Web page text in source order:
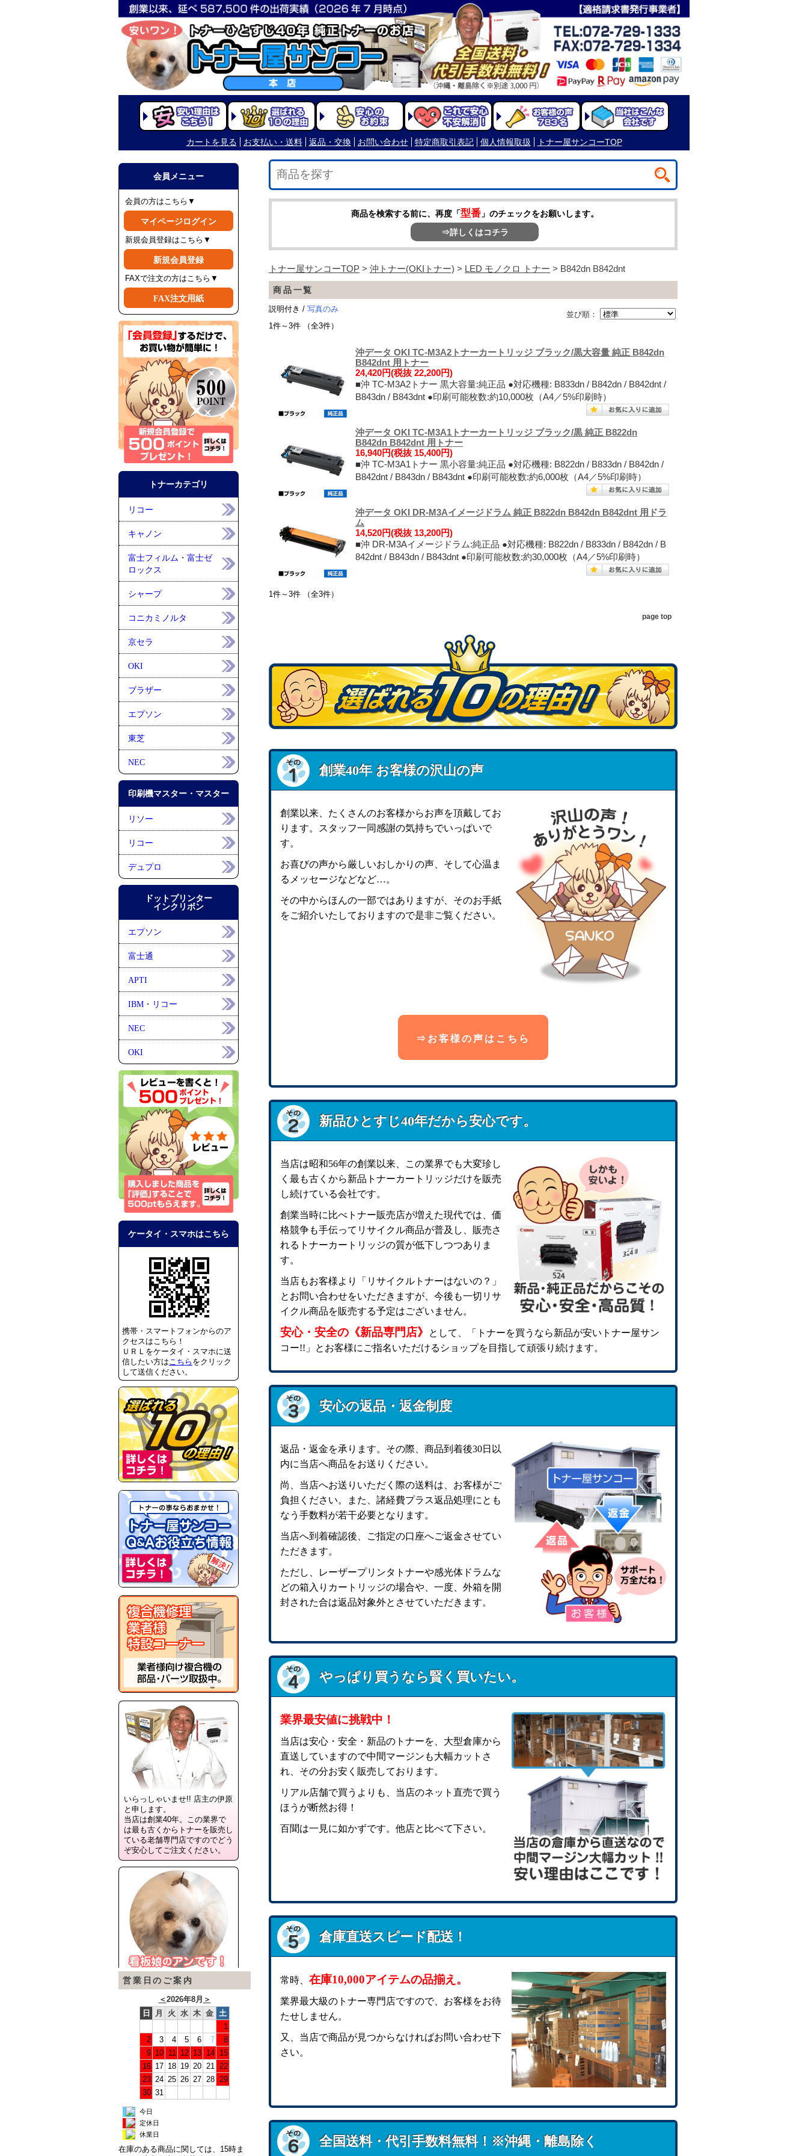
営業日のご案内
＜2026年8月 ＞
日
月 火 水 木 金 土
1
2
3 4 5 6 7
8
9 10 11 12 13 14 15
16 17 18 19 20 21 22
23 24 25 26 27 28 29
30 31
今日
定休日
休業日
在庫のある商品に関しては、15時ま
商品を検索する前に、再度「型番」のチェックをお願いします。
⇒詳しくはコチラ
トナー屋サンコーTOP > 沖トナー(OKIトナー) > LED モノクロ トナー > B842dn B842dnt
商品一覧
並び順：
説明付き / 写真のみ
1件～3件 （全3件）
沖データ OKI TC-M3A2トナーカートリッジ ブラック/黒大容量 純正 B842dn
B842dnt 用トナー
24,420円(税抜 22,200円)
■沖 TC-M3A2トナー 黒大容量:純正品 ●対応機種: B833dn / B842dn / B842dnt /
B843dn / B843dnt ●印刷可能枚数:約10,000枚（A4／5%印刷時）
沖データ OKI TC-M3A1トナーカートリッジ ブラック/黒 純正 B822dn
B842dn B842dnt 用トナー
16,940円(税抜 15,400円)
■沖 TC-M3A1トナー 黒小容量:純正品 ●対応機種: B822dn / B833dn / B842dn /
B842dnt / B843dn / B843dnt ●印刷可能枚数:約6,000枚（A4／5%印刷時）
沖データ OKI DR-M3Aイメージドラム 純正 B822dn B842dn B842dnt 用ドラ
ム
14,520円(税抜 13,200円)
■沖 DR-M3Aイメージドラム:純正品 ●対応機種: B822dn / B833dn / B842dn / B
842dnt / B843dn / B843dnt ●印刷可能枚数:約30,000枚（A4／5%印刷時）
1件～3件 （全3件）
page top